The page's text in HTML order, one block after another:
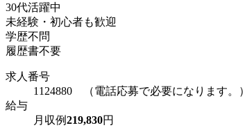
30代活躍中
未経験・初心者も歓迎
学歴不問
履歴書不要
求人番号
1124880 （電話応募で必要になります。）
給与
月収例219,830円